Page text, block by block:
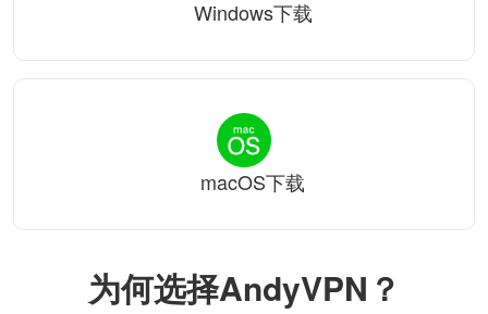
为何选择AndyVPN？
Windows下载
macOS下载